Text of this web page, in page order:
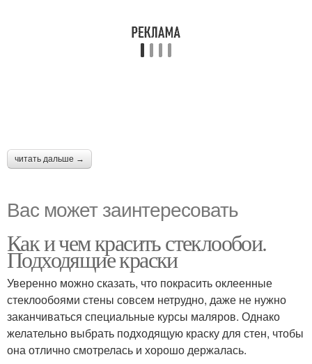
читать дальше →
Вас может заинтересовать
Как и чем красить стеклообои.
Подходящие краски
Уверенно можно сказать, что покрасить оклеенные
стеклообоями стены совсем нетрудно, даже не нужно
заканчиваться специальные курсы маляров. Однако
желательно выбрать подходящую краску для стен, чтобы
она отлично смотрелась и хорошо держалась.